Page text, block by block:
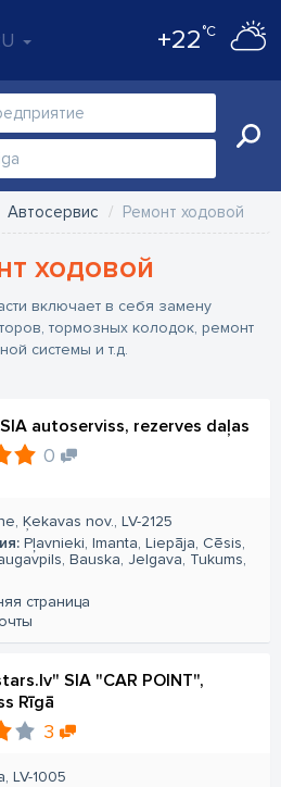
+22°C
Автосервис Ремонт ходовой
ходовой
включает в себя замену
тормозных колодок, ремонт
системы и т.д.
autoserviss, rezerves daļas
0
Ķekavas nov., LV-2125
Pļavnieki, Imanta, Liepāja, Cēsis,
Bauska, Jelgava, Tukums,
страница
SIA "CAR POINT",
Rīgā
3
LV-1005